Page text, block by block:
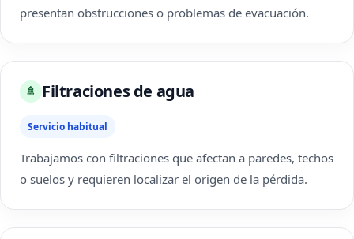
presentan obstrucciones o problemas de evacuación.
🚿 Filtraciones de agua
Servicio habitual
Trabajamos con filtraciones que afectan a paredes, techos
o suelos y requieren localizar el origen de la pérdida.